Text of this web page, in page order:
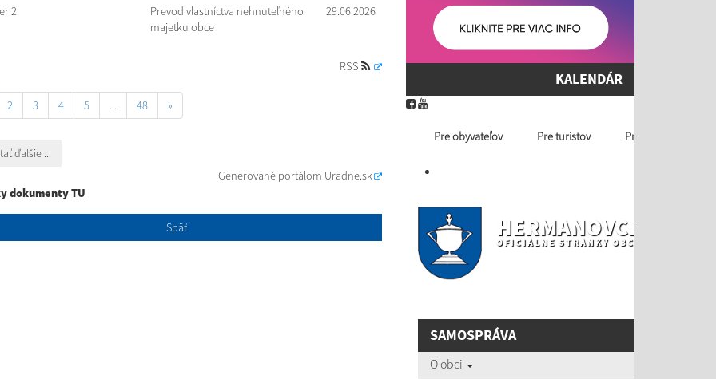
2
Prevod vlastníctva nehnuteľného
majetku obce
29.06.2026
RSS
2 3 4 5 ... 48 »
ďalšie ...
Generované portálom Uradne.sk
dokumenty TU
Späť
KALENDÁR
Pre obyvateľov Pre turistov Profil ver.
HERMANOVCE NAD
OFICIÁLNE STRÁNKY OBCE
SAMOSPRÁVA
O obci